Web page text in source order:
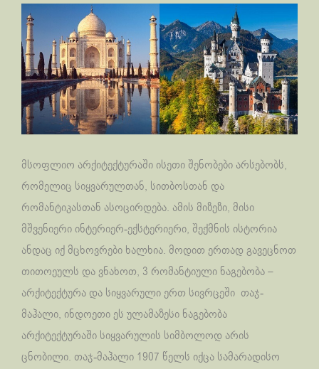
მსოფლიო არქიტექტურაში ისეთი შენობები არსებობს,
რომელიც სიყვარულთან, სითბოსთან და
რომანტიკასთან ასოცირდება. ამის მიზეზი, მისი
მშვენიერი ინტერიერ-ექსტერიერი, შექმნის ისტორია
ანდაც იქ მცხოვრები ხალხია. მოდით ერთად გავეცნოთ
თითოეულს და ვნახოთ, 3 რომანტიული ნაგებობა –
არქიტექტურა და სიყვარული ერთ სივრცეში თაჯ-
მაჰალი, ინდოეთი ეს ულამაზესი ნაგებობა
არქიტექტურაში სიყვარულის სიმბოლოდ არის
ცნობილი. თაჯ-მაჰალი 1907 წელს იქცა სამარადისო